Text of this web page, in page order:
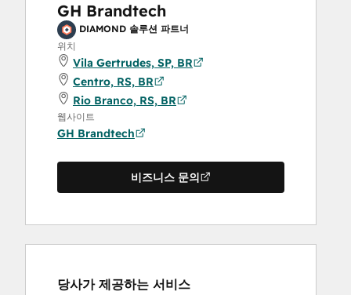
GH Brandtech
DIAMOND 솔루션 파트너
위치
Vila Gertrudes, SP, BR
Centro, RS, BR
Rio Branco, RS, BR
웹사이트
GH Brandtech
비즈니스 문의
당사가 제공하는 서비스